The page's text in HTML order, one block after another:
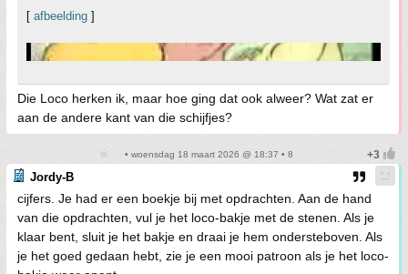
[ afbeelding ]
Die Loco herken ik, maar hoe ging dat ook alweer? Wat zat er
aan de andere kant van die schijfjes?
• woensdag 18 maart 2026 @ 18:37 • 8
Jordy-B
cijfers. Je had er een boekje bij met opdrachten. Aan de hand
van die opdrachten, vul je het loco-bakje met de stenen. Als je
klaar bent, sluit je het bakje en draai je hem ondersteboven. Als
je het goed gedaan hebt, zie je een mooi patroon als je het loco-